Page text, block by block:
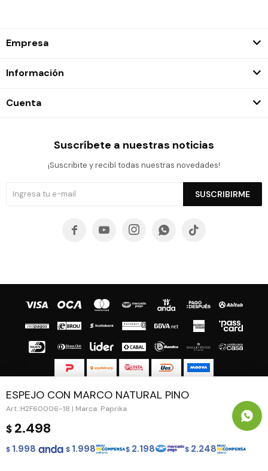
ESPEJO CON MARCO NATURAL PINO
H2F60006-18 | Marca: Paprika
$ 2.498
$ 1.998 $ 1.998 $ 2.198 $ 2.248
Empresa
Información
Cuenta
Suscríbete a nuestras noticias
¡Suscribite y recibí todas nuestras novedades!
SUSCRIBIRME
    
© Copyright 2026 / Guapa - Paprika